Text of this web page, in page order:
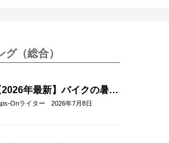
グ（総合）
2026年最新】バイクの暑さ
・冷感グッズおすすめ8
Onライター 2026年7月8日